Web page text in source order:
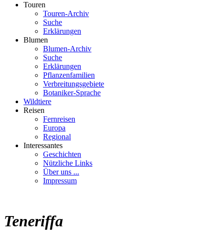
Touren
Touren-Archiv
Suche
Erklärungen
Blumen
Blumen-Archiv
Suche
Erklärungen
Pflanzenfamilien
Verbreitungsgebiete
Botaniker-Sprache
Wildtiere
Reisen
Fernreisen
Europa
Regional
Interessantes
Geschichten
Nützliche Links
Über uns ...
Impressum
Teneriffa